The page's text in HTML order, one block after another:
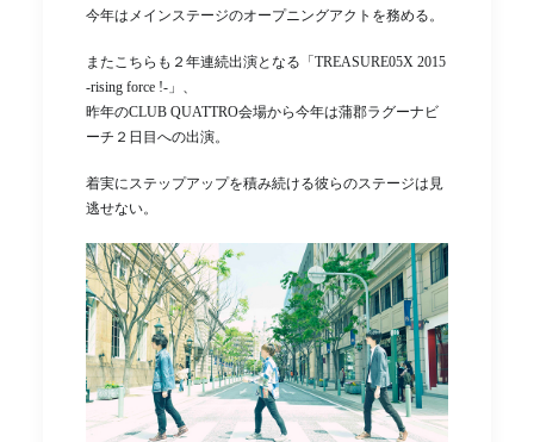
今年はメインステージのオープニングアクトを務める。
またこちらも２年連続出演となる「TREASURE05X 2015
-rising force !-」、
昨年のCLUB QUATTRO会場から今年は蒲郡ラグーナビ
ーチ２日目への出演。
着実にステップアップを積み続ける彼らのステージは見
逃せない。